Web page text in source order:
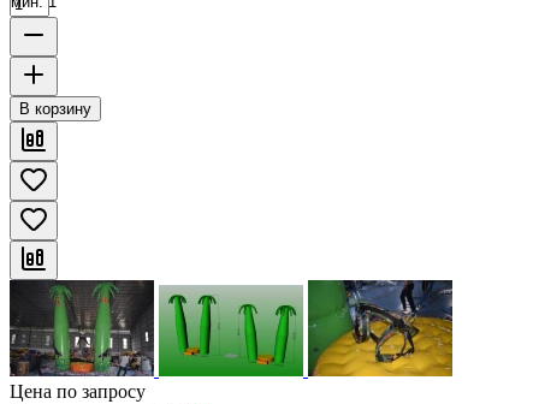
В корзину
Цена по запросу